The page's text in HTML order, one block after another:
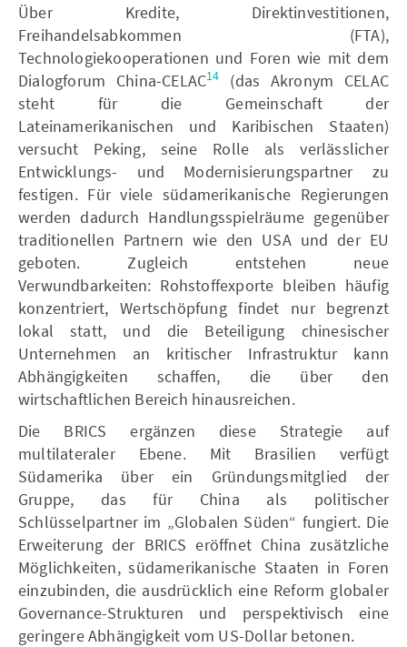
Über Kredite, Direktinvestitionen,
Freihandelsabkommen (FTA),
Technologiekooperationen und Foren wie mit dem
Dialogforum China-CELAC14
(das Akronym CELAC
steht für die Gemeinschaft der
Lateinamerikanischen und Karibischen Staaten)
versucht Peking, seine Rolle als verlässlicher
Entwicklungs- und Modernisierungspartner zu
festigen. Für viele südamerikanische Regierungen
werden dadurch Handlungsspielräume gegenüber
traditionellen Partnern wie den USA und der EU
geboten. Zugleich entstehen neue
Verwundbarkeiten: Rohstoffexporte bleiben häufig
konzentriert, Wertschöpfung findet nur begrenzt
lokal statt, und die Beteiligung chinesischer
Unternehmen an kritischer Infrastruktur kann
Abhängigkeiten schaffen, die über den
wirtschaftlichen Bereich hinausreichen.
Die BRICS ergänzen diese Strategie auf
multilateraler Ebene. Mit Brasilien verfügt
Südamerika über ein Gründungsmitglied der
Gruppe, das für China als politischer
Schlüsselpartner im „Globalen Süden“ fungiert. Die
Erweiterung der BRICS eröffnet China zusätzliche
Möglichkeiten, südamerikanische Staaten in Foren
einzubinden, die ausdrücklich eine Reform globaler
Governance-Strukturen und perspektivisch eine
geringere Abhängigkeit vom US-Dollar betonen.